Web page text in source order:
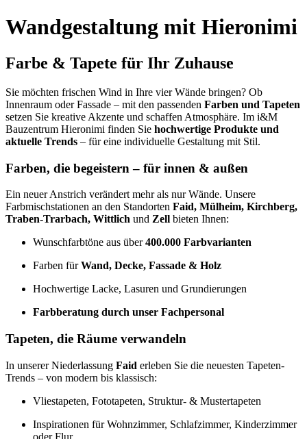
Wandgestaltung mit Hieronimi
Farbe & Tapete für Ihr Zuhause
Sie möchten frischen Wind in Ihre vier Wände bringen? Ob
Innenraum oder Fassade – mit den passenden Farben und Tapeten
setzen Sie kreative Akzente und schaffen Atmosphäre. Im i&M
Bauzentrum Hieronimi finden Sie hochwertige Produkte und
aktuelle Trends – für eine individuelle Gestaltung mit Stil.
Farben, die begeistern – für innen & außen
Ein neuer Anstrich verändert mehr als nur Wände. Unsere
Farbmischstationen an den Standorten Faid, Mülheim, Kirchberg,
Traben-Trarbach, Wittlich und Zell bieten Ihnen:
Wunschfarbtöne aus über400.000 Farbvarianten
Farben fürWand, Decke, Fassade & Holz
Hochwertige Lacke, Lasuren und Grundierungen
Farbberatung durch unser Fachpersonal
Tapeten, die Räume verwandeln
In unserer Niederlassung Faid erleben Sie die neuesten Tapeten-
Trends – von modern bis klassisch:
Vliestapeten, Fototapeten, Struktur- & Mustertapeten
Inspirationen für Wohnzimmer, Schlafzimmer, Kinderzimmer
oder Flur